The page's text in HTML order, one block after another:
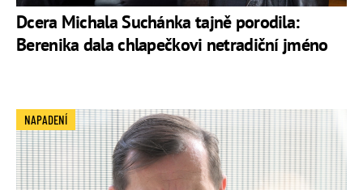
Dcera Michala Suchánka tajně porodila:
Berenika dala chlapečkovi netradiční jméno
NAPADENÍ